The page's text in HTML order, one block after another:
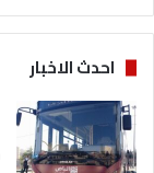
ا
ل
ص
ح
ي
ل
احدث الاخبار